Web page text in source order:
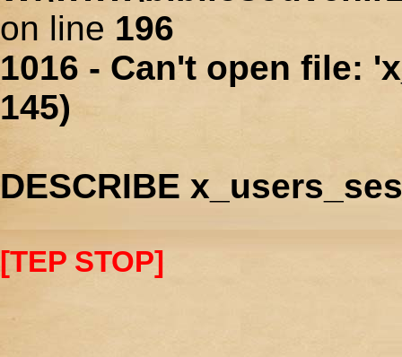
on line 196
1016 - Can't open file:
145)
DESCRIBE
[TEP STOP]